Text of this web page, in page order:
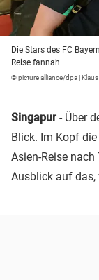
Die Stars des FC
Reise fannah.
© picture alliance/dpa |
Singapur - Über
Blick. Im Kopf
Asien-Reise
Ausblick auf